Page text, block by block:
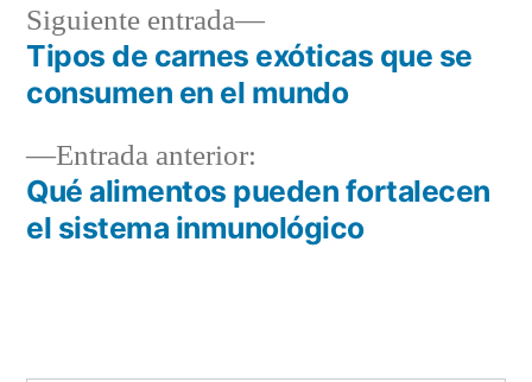
Navegación
entradas
Entrada anterior:
anterior:
Qué alimentos pueden fortalecen
el sistema inmunológico
Siguiente entrada
Siguiente
entrada:
Tipos de carnes exóticas que se
consumen en el mundo